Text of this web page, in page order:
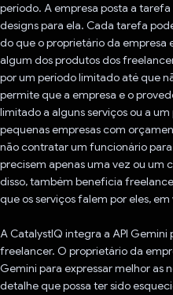
período. A empresa posta a
designs para ela. Cada tarefa
do que o proprietário da empresa
algum dos produtos dos
por um período limitado até que
permite que a empresa e o
limitado a alguns serviços ou a
pequenas empresas com
não contratar um funcionário
precisem apenas uma vez ou um
disso, também beneficia
que os serviços falem por eles,
A CatalystIQ integra a API Gemini
freelancer. O proprietário da
Gemini para expressar melhor as
detalhe que possa ter sido